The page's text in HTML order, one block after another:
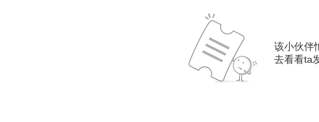
该小伙伴
去看看ta